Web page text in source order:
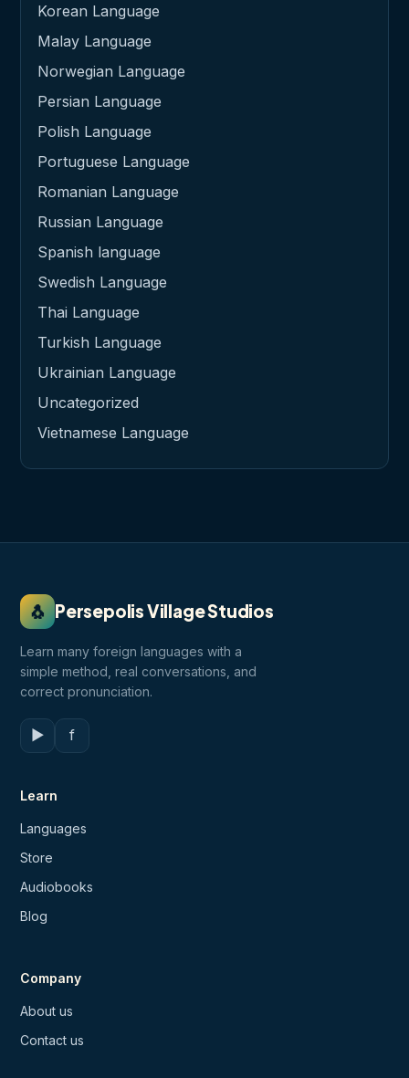
Korean Language
Malay Language
Norwegian Language
Persian Language
Polish Language
Portuguese Language
Romanian Language
Russian Language
Spanish language
Swedish Language
Thai Language
Turkish Language
Ukrainian Language
Uncategorized
Vietnamese Language
🐧 Persepolis Village Studios
Learn many foreign languages with a
simple method, real conversations, and
correct pronunciation.
▶ f
Learn
Languages
Store
Audiobooks
Blog
Company
About us
Contact us